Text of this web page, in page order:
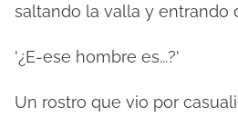
saltando la valla y entrando
'¿E-ese hombre es...?'
Un rostro que vio por